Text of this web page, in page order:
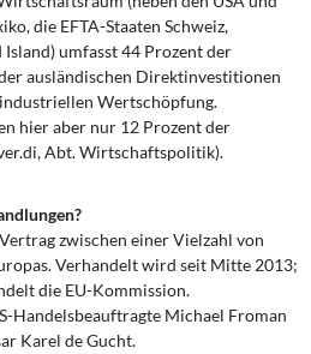
die EFTA-Staaten Schweiz,
umfasst 44 Prozent der
ausländischen Direktinvestitionen
Wertschöpfung.
hier aber nur 12 Prozent der
Abt. Wirtschaftspolitik).
zwischen einer Vielzahl von
Verhandelt wird seit Mitte 2013;
die EU-Kommission.
Handelsbeauftragte Michael Froman
Karel de Gucht.